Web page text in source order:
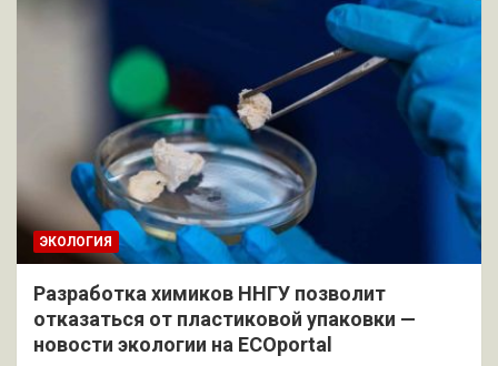
ЭКОЛОГИЯ
Разработка химиков ННГУ позволит
отказаться от пластиковой упаковки —
новости экологии на ECOportal